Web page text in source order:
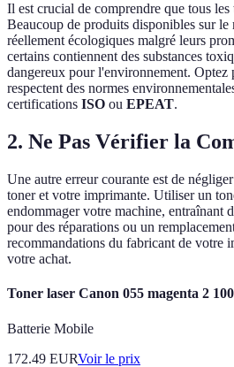
Il est crucial de comprendre que tous les
Beaucoup de produits disponibles sur le
réellement écologiques malgré leurs
certains contiennent des substances
dangereux pour l'environnement. Optez
respectent des normes
certifications ISO ou EPEAT.
2. Ne Pas Vérifier la
Une autre erreur courante est de
toner et votre imprimante. Utiliser un
endommager votre machine, entraînant
pour des réparations ou un
recommandations du fabricant de votre
votre achat.
Toner laser Canon 055 magenta 2
Batterie Mobile
172.49 EURVoir le prix